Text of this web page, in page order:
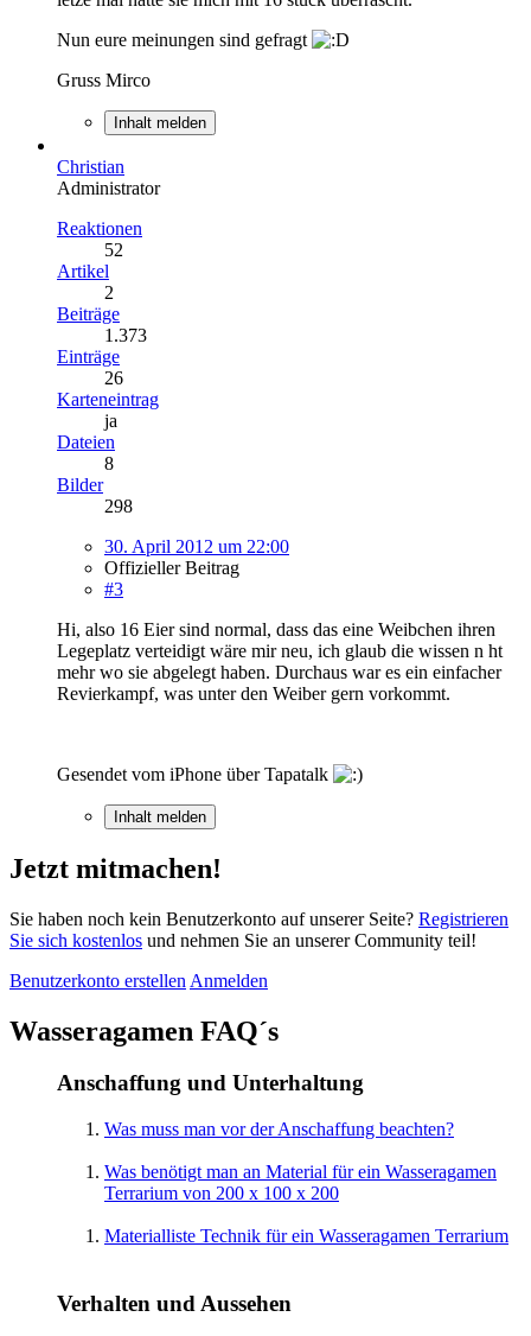
Nun eure meinungen sind gefragt
Gruss Mirco
Inhalt melden
Christian
Administrator
Reaktionen
52
Artikel
2
Beiträge
1.373
Einträge
26
Karteneintrag
ja
Dateien
8
Bilder
298
30. April 2012 um 22:00
Offizieller Beitrag
#3
Hi, also 16 Eier sind normal, dass das eine Weibchen ihren
Legeplatz verteidigt wäre mir neu, ich glaub die wissen n ht
mehr wo sie abgelegt haben. Durchaus war es ein einfacher
Revierkampf, was unter den Weiber gern vorkommt.
Gesendet vom iPhone über Tapatalk
Inhalt melden
Jetzt mitmachen!
Sie haben noch kein Benutzerkonto auf unserer Seite? Registrieren
Sie sich kostenlos und nehmen Sie an unserer Community teil!
Benutzerkonto erstellen Anmelden
Wasseragamen FAQ´s
Anschaffung und Unterhaltung
Was muss man vor der Anschaffung beachten?
Was benötigt man an Material für ein Wasseragamen
Terrarium von 200 x 100 x 200
Materialliste Technik für ein Wasseragamen Terrarium
Verhalten und Aussehen